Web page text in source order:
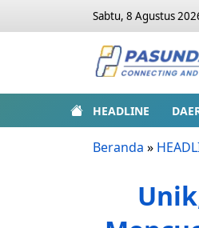
Sabtu, 8 Agustus
HEADLINE
Beranda »